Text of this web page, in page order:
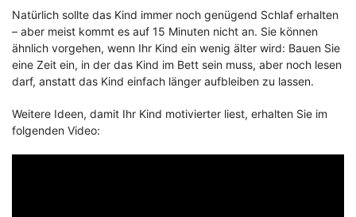
Natürlich sollte das Kind immer noch genügend Schlaf erhalten
– aber meist kommt es auf 15 Minuten nicht an. Sie können
ähnlich vorgehen, wenn Ihr Kind ein wenig älter wird: Bauen Sie
eine Zeit ein, in der das Kind im Bett sein muss, aber noch lesen
darf, anstatt das Kind einfach länger aufbleiben zu lassen.
Weitere Ideen, damit Ihr Kind motivierter liest, erhalten Sie im
folgenden Video: